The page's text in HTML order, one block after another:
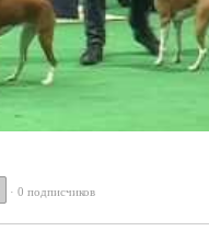
· 0 подписчиков